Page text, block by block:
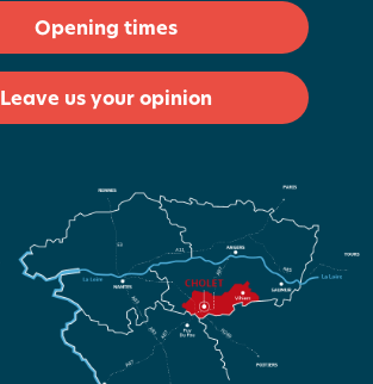
Opening times
Leave us your opinion